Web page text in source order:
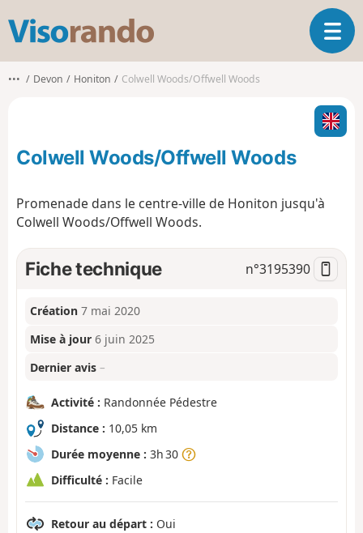
s
o
o
O
u
i
r
l
a
t
••• Devon Honiton Colwell Woods/Offwell Woods
Colwell Woods/Offwell Woods
Promenade dans le centre-ville de Honiton jusqu'à
Colwell Woods/Offwell Woods.
Fiche technique n°3195390
Création 7 mai 2020
Mise à jour 6 juin 2025
Dernier avis –
Activité : Randonnée Pédestre
Distance : 10,05 km
Durée moyenne : 3h 30
Difficulté : Facile
Retour au départ : Oui